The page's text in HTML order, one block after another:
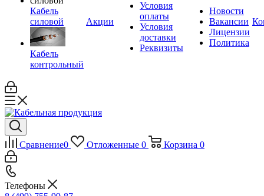
Кабель
силовой
Кабель
контрольный
Акции
Условия
оплаты
Условия
доставки
Реквизиты
Новости
Вакансии
Лицензии
Политика
Сравнение0 Отложенные 0 Корзина 0
Телефоны